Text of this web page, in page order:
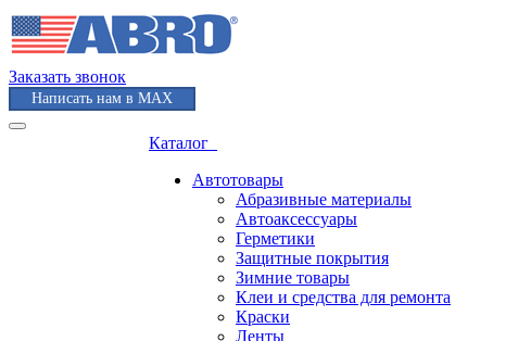
Заказать звонок
Написать нам в MAX
Каталог
Автотовары
Абразивные материалы
Автоаксессуары
Герметики
Защитные покрытия
Зимние товары
Клеи и средства для ремонта
Краски
Ленты